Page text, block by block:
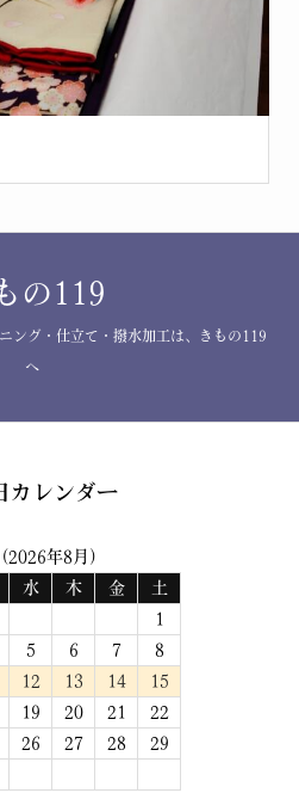
の119
ング・仕立て・撥水加工は、きもの119
へ
カレンダー
年8月)
水 木 金
土
1
5 6 7
8
12 13 14
15
19 20 21
22
26 27 28
29